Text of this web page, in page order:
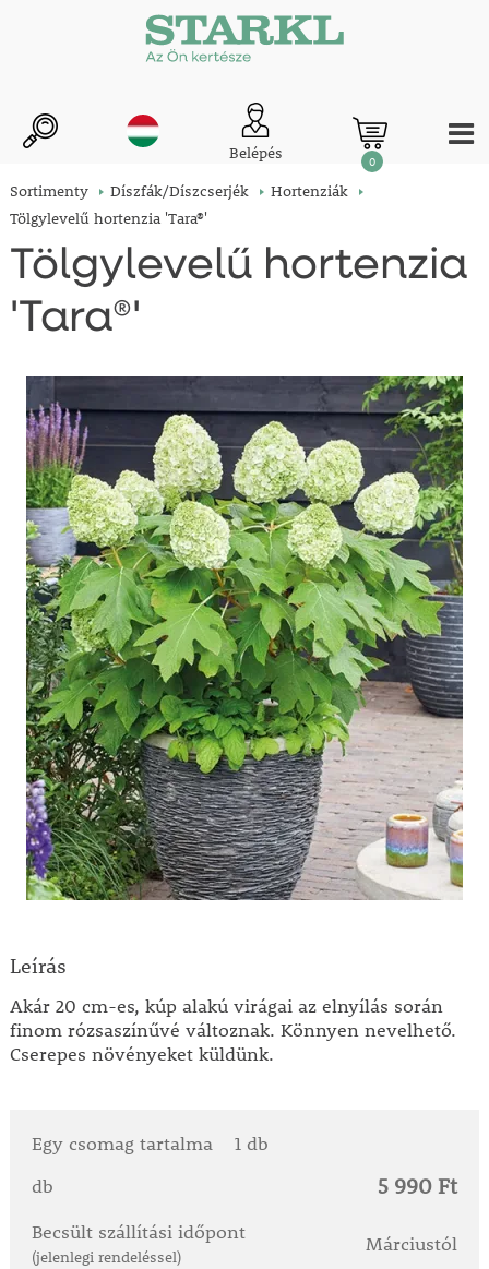
Belépés 0
Sortimenty Díszfák/Díszcserjék
Hortenziák
Tölgylevelű hortenzia 'Tara®'
Tölgylevelű hortenzia
'Tara®'
Leírás
Akár 20 cm-es, kúp alakú virágai az elnyílás során
finom rózsaszínűvé változnak. Könnyen nevelhető.
Cserepes növényeket küldünk.
Egy csomag tartalma
1 db
db
5 990 Ft
Becsült szállítási időpont
(jelenlegi rendeléssel)
Márciustól